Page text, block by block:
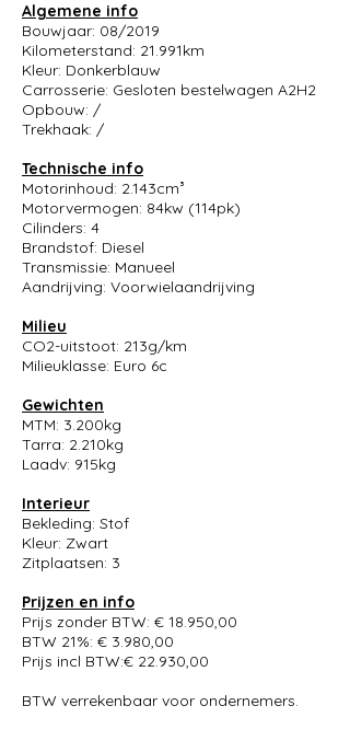
Algemene info
Bouwjaar: 08/2019
Kilometerstand: 21.991km
Kleur: Donkerblauw
Carrosserie: Gesloten bestelwagen A2H2
Opbouw: /
Trekhaak: /
Technische info
Motorinhoud: 2.143cm³
Motorvermogen: 84kw (114pk)
Cilinders: 4
Brandstof: Diesel
Transmissie: Manueel
Aandrijving: Voorwielaandrijving
Milieu
CO2-uitstoot: 213g/km
Milieuklasse: Euro 6c
Gewichten
MTM: 3.200kg
Tarra: 2.210kg
Laadv: 915kg
Interieur
Bekleding: Stof
Kleur: Zwart
Zitplaatsen: 3
Prijzen en info
Prijs zonder BTW: € 18.950,00
BTW 21%: € 3.980,00
Prijs incl BTW:€ 22.930,00
BTW verrekenbaar voor ondernemers.